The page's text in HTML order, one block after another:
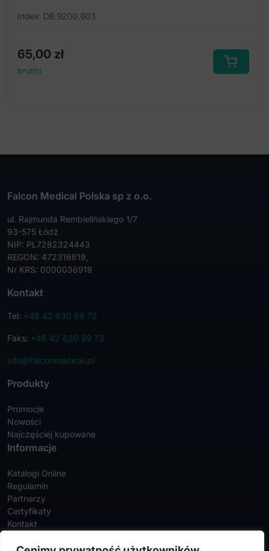
Index: DB.9200.603
65,00 zł
brutto
Falcon Medical Polska sp z o.o.
ul. Rajmunda Rembielińskiego 1/7
93-575 Łódź
NIP: PL7282324443
REGON: 472316619,
Nr KRS: 0000036918
Kontakt
Tel: +48 42 630 99 72
Faks: +48 42 630 99 73
info@falconmedical.pl
Produkty
Promocje
Nowości
Najczęściej kupowane
Informacje
Katalogi Online
Regulamin
Partnerzy
Certyfikaty
Kontakt